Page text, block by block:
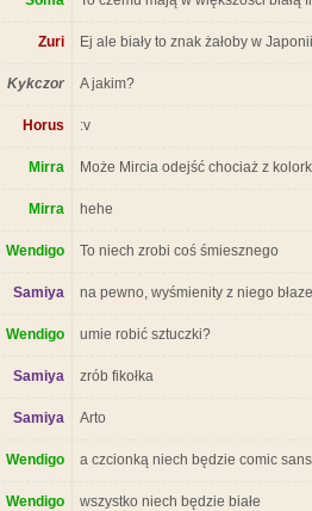
Zuri Ej ale biały to znak żałoby w
Kykczor A jakim?
Horus :v
Mirra Może Mircia odejść chociaż z
Mirra hehe
Wendigo To niech zrobi coś śmiesznego
Samiya na pewno, wyśmienity z niego
Wendigo umie robić sztuczki?
Samiya zrób fikołka
Samiya Arto
Wendigo a czcionką niech będzie comic sans
Wendigo wszystko niech będzie białe